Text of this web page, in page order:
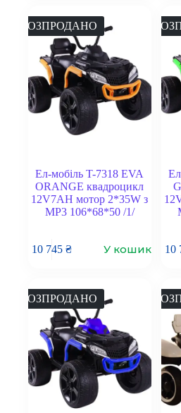
РОЗПРОДАНО
Ел-мобіль T-7318 EVA
ORANGE квадроцикл
12V7AH мотор 2*35W з
MP3 106*68*50 /1/
10 745₴ У кошик 10
РОЗПРОДАНО